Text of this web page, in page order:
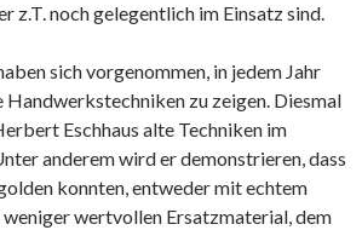
z.T. noch gelegentlich im Einsatz sind.
sich vorgenommen, in jedem Jahr
zu zeigen. Diesmal
Eschhaus alte Techniken im
anderem wird er demonstrieren, dass
konnten, entweder mit echtem
wertvollen Ersatzmaterial, dem